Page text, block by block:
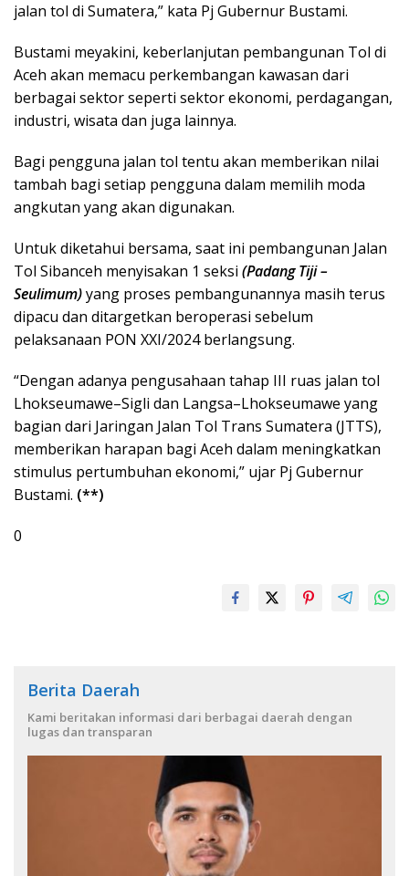
jalan tol di Sumatera,” kata Pj Gubernur Bustami.
Bustami meyakini, keberlanjutan pembangunan Tol di
Aceh akan memacu perkembangan kawasan dari
berbagai sektor seperti sektor ekonomi, perdagangan,
industri, wisata dan juga lainnya.
Bagi pengguna jalan tol tentu akan memberikan nilai
tambah bagi setiap pengguna dalam memilih moda
angkutan yang akan digunakan.
Untuk diketahui bersama, saat ini pembangunan Jalan
Tol Sibanceh menyisakan 1 seksi (Padang Tiji –
Seulimum)yang proses pembangunannya masih terus
dipacu dan ditargetkan beroperasi sebelum
pelaksanaan PON XXI/2024 berlangsung.
“Dengan adanya pengusahaan tahap III ruas jalan tol
Lhokseumawe–Sigli dan Langsa–Lhokseumawe yang
bagian dari Jaringan Jalan Tol Trans Sumatera (JTTS),
memberikan harapan bagi Aceh dalam meningkatkan
stimulus pertumbuhan ekonomi,” ujar Pj Gubernur
Bustami. (**)
0
Berita Daerah
Kami beritakan informasi dari berbagai daerah dengan
lugas dan transparan